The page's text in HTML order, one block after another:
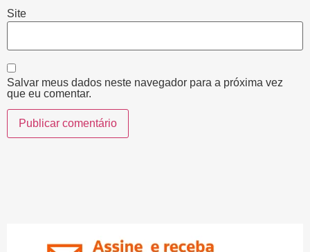
Site
Salvar meus dados neste navegador para a próxima vez
que eu comentar.